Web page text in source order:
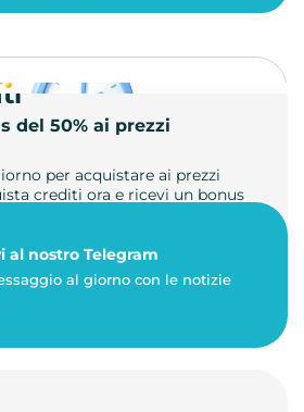
del 50% ai prezzi
per acquistare ai prezzi
crediti ora e ricevi un bonus
al nostro Telegram
al giorno con le notizie